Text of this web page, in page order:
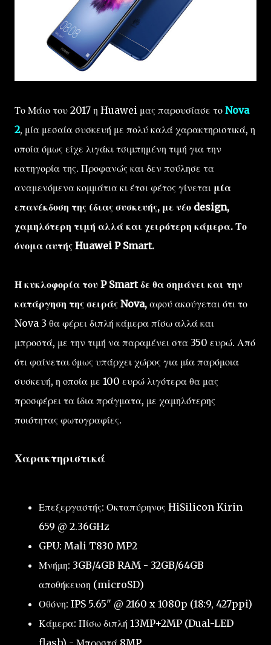
Το Μάιο του 2017 η Huawei μας παρουσίασε το Nova
2, μία μεσαία συσκευή με πολύ καλά χαρακτηριστικά, η
οποία όμως είχε λιγάκι τσιμπημένη τιμή για την
κατηγορία της. Προφανώς και δεν πούλησε τα
αναμενόμενα κομμάτια κι έτσι φέτος γίνεται μία
επανέκδοση της ίδιας συσκευής, με νέο design,
χαμηλότερη τιμή αλλά και χειρότερη κάμερα. Το
όνομα αυτής Huawei P Smart.
Η κυκλοφορία του P Smart δε θα σημάνει και την
κατάργηση της σειράς Nova, αφού ακούγεται ότι το
Nova 3 θα φέρει διπλή κάμερα πίσω αλλά και
μπροστά, με την τιμή να παραμένει στα 350 ευρώ. Από
ότι φαίνεται όμως υπάρχει χώρος για μία παρόμοια
συσκευή, η οποία με 100 ευρώ λιγότερα θα μας
προσφέρει τα ίδια πράγματα, με χαμηλότερης
ποιότητας φωτογραφίες.
Χαρακτηριστικά
Επεξεργαστής: Οκταπύρηνος HiSilicon Kirin
659 @ 2.36GHz
GPU: Mali T830 MP2
Μνήμη: 3GB/4GB RAM - 32GB/64GB
αποθήκευση (microSD)
Οθόνη: IPS 5.65" @ 2160 x 1080p (18:9, 427ppi)
Κάμερα: Πίσω διπλή 13MP+2MP (Dual-LED